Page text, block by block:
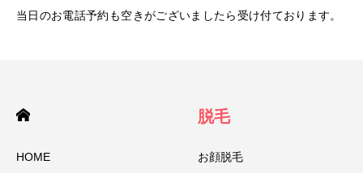
当日のお電話予約も空きがございましたら受け付ております。
HOME
脱毛
お顔脱毛